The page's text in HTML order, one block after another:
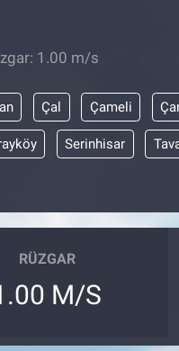
1.00 m/s
Çal Çameli
Serinhisar
RÜZGAR
M/S